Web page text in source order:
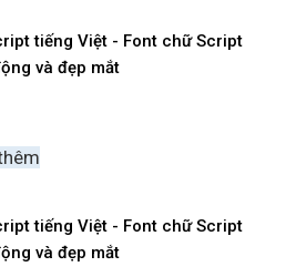
tiếng Việt - Font chữ Script
và đẹp mắt
tiếng Việt - Font chữ Script
và đẹp mắt